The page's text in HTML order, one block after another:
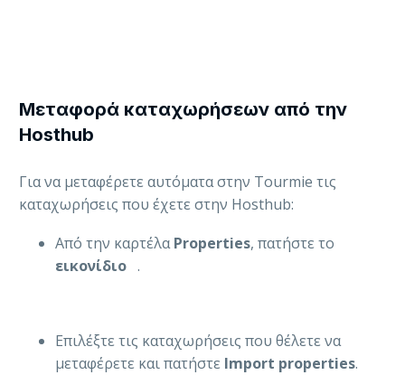
Mεταφορά καταχωρήσεων από την
Hosthub
Για να μεταφέρετε αυτόματα στην Tourmie τις
καταχωρήσεις που έχετε στην Hosthub:
Από την καρτέλαProperties, πατήστε το
εικονίδιο .
Επιλέξτε τις καταχωρήσεις που θέλετε να
μεταφέρετε και πατήστε Import properties.